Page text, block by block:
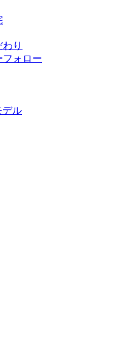
り
フォロー
デル